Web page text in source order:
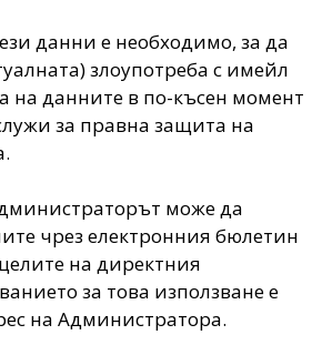
данни е необходимо, за да
злоупотреба с имейл
на данните в по-късен момент
за правна защита на
може да
чрез електронния бюлетин
на директния
за това използване е
на Администратора.